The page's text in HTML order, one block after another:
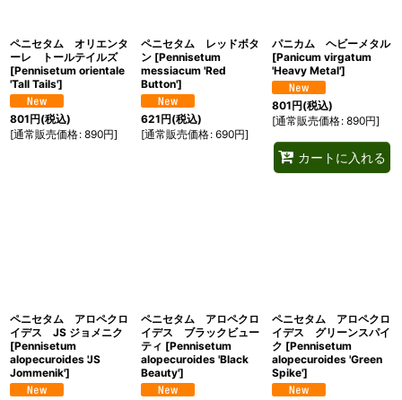
ペニセタム オリエンタ
ーレ トールテイルズ
[Pennisetum orientale
'Tall Tails']
801円(税込)
[通常販売価格: 890円]
ペニセタム レッドボタ
ン [Pennisetum
messiacum 'Red
Button']
621円(税込)
[通常販売価格: 690円]
パニカム ヘビーメタル
[Panicum virgatum
'Heavy Metal']
801円(税込)
[通常販売価格: 890円]
カートに入れる
ペニセタム アロペクロ
イデス JS ジョメニク
[Pennisetum
alopecuroides 'JS
Jommenik']
ペニセタム アロペクロ
イデス ブラックビュー
ティ [Pennisetum
alopecuroides 'Black
Beauty']
ペニセタム アロペクロ
イデス グリーンスパイ
ク [Pennisetum
alopecuroides 'Green
Spike']